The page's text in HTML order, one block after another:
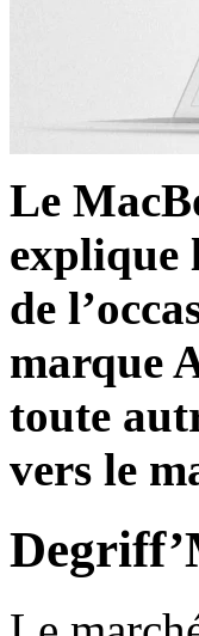
Le
explique
de
marque
toute
vers le